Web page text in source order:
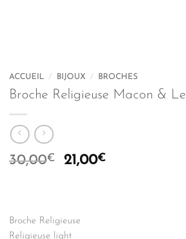
ACCUEIL / BIJOUX / BROCHES
Broche Religieuse Macon &
30,00€
Le
30,00€.
21,00€Le
Broche Religieuse
Religieuse light